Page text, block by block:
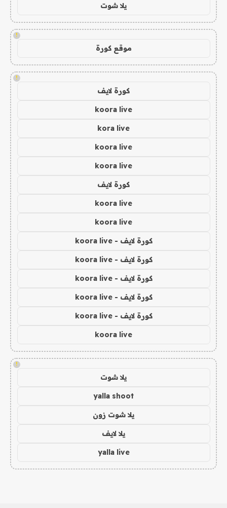
يلا شوت
!
موقع كورة
!
كورة لايف
koora live
kora live
koora live
koora live
كورة لايف
koora live
koora live
كورة لايف - koora live
كورة لايف - koora live
كورة لايف - koora live
كورة لايف - koora live
كورة لايف - koora live
koora live
!
يلا شوت
yalla shoot
يلا شوت زون
يلا لايف
yalla live